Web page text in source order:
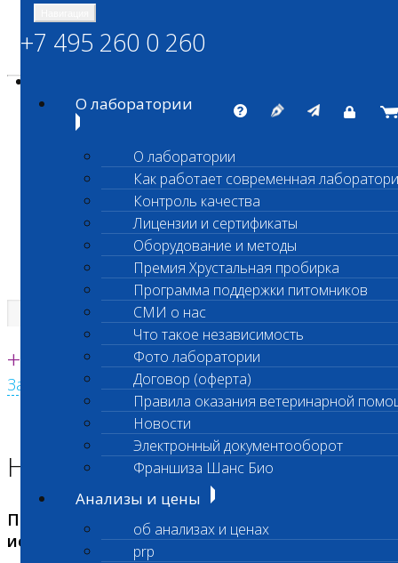
ШАНС БИО
Независимая ветеринарная лаборатория
Единая круглосуточная справочная
+7 495 260 0 260
Заказать звонок с сайта
+7 495 260 0 260
О лаборатории
О лаборатории
Как работает современная
Контроль качества
Лицензии и сертификаты
Оборудование и методы
Премия Хрустальная пробирка
Программа поддержки питомников
СМИ о нас
Что такое независимость
Фото лаборатории
Договор (оферта)
Правила оказания ветеринарной
Новости
Электронный документооборот
Франшиза Шанс Био
Анализы и цены
об анализах и ценах
prp
Главная страница
Новости лаборатории
Приостановка срочных биохимических
исследований